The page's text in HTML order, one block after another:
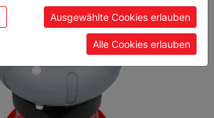
Ausgewählte Cookies erlauben
Alle Cookies erlauben